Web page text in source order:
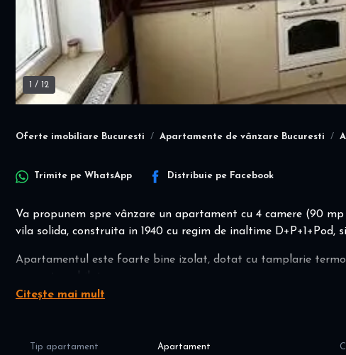
/ 12
Oferte imobiliare Bucuresti Apartamente de vânzare Bucuresti
Trimite pe WhatsApp Distribuie pe Facebook
Va propunem spre vânzare un apartament cu 4 camere (90
vila solida, construita in 1940 cu regim de inaltime D+P+1+Pod,
Apartamentul este foarte bine izolat, dotat cu tamplarie
Citește mai mult
Tip apartament Apartament